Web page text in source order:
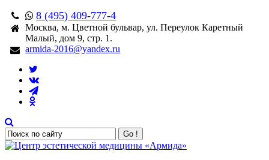
8 (495) 409-777-4
Москва, м. Цветной бульвар, ул. Переулок Каретный
Малый, дом 9, стр. 1.
armida-2016@yandex.ru
Go !